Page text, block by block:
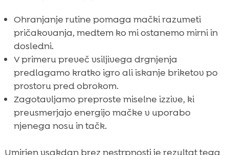
Ohranjanje rutine pomaga mački razumeti
pričakovanja, medtem ko mi ostanemo mirni in
dosledni.
V primeru preveč vsiljivega drgnjenja
predlagamo kratko igro ali iskanje briketov po
prostoru pred obrokom.
Zagotavljamo preproste miselne izzive, ki
preusmerjajo energijo mačke v uporabo
njenega nosu in tačk.